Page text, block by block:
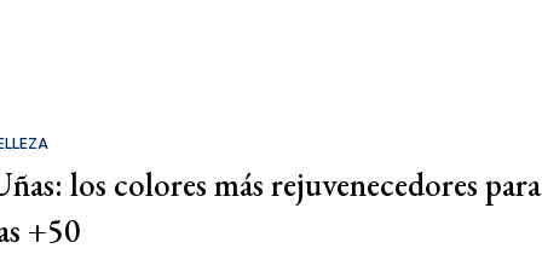
los colores más rejuvenecedores para
+50